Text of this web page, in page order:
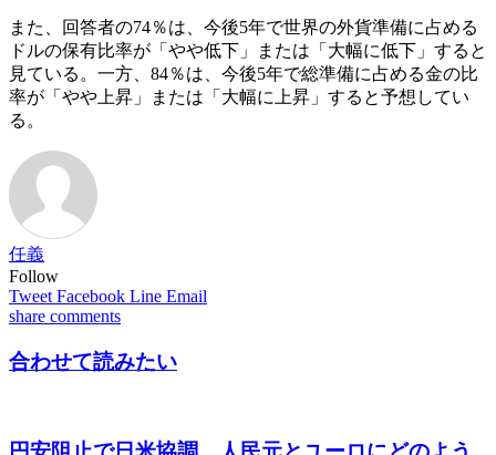
また、回答者の74％は、今後5年で世界の外貨準備に占める
ドルの保有比率が「やや低下」または「大幅に低下」すると
見ている。一方、84％は、今後5年で総準備に占める金の比
率が「やや上昇」または「大幅に上昇」すると予想してい
る。
任義
Follow
Tweet Facebook Line Email
share comments
合わせて読みたい